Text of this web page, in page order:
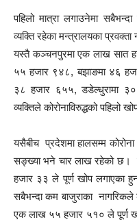
पहिलो मात्रा लगाउनेमा
व्यक्ति रहेका मन्त्रालयका प्रवक्ता
यस्तै कञ्चनपुरमा एक लाख सात
५५ हजार ९४८, बझाङमा ४६
३८ हजार ६५५, डडेल्धुरामा
व्यक्तिले कोरोनाविरुद्धको पहिलो
यसैबीच प्रदेशमा हालसम्म कोरोना
सङ्ख्या भने चार लाख रहेको छ।
हजार ३३ ले पूर्ण खोप लगाएका
सबैभन्दा कम बाजुराका नागरिकले
एक लाख ५५ हजार ५१० ले पूर्ण